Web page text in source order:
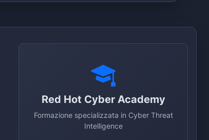
Red Hot Cyber Academy
Formazione specializzata in Cyber Threat
Intelligence